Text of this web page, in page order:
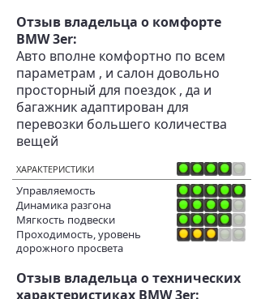
Отзыв владельца о комфорте
BMW 3er:
Авто вполне комфортно по всем
параметрам , и салон довольно
просторный для поездок , да и
багажник адаптирован для
перевозки большего количества
вещей
ХАРАКТЕРИСТИКИ
Управляемость
Динамика разгона
Мягкость подвески
Проходимость, уровень
дорожного просвета
Отзыв владельца о технических
характеристиках BMW 3er: